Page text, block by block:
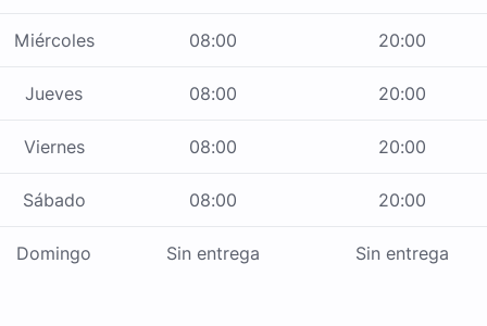
Miércoles 08:00 20:00
Jueves 08:00 20:00
Viernes 08:00 20:00
Sábado 08:00 20:00
Domingo Sin entrega Sin entrega